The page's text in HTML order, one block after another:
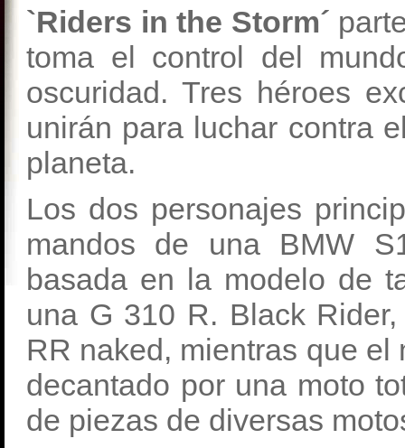
`Riders in the Storm´
toma el control del
oscuridad. Tres héroes
unirán para luchar contra
planeta.
Los dos personajes
mandos de una BMW
basada en la modelo de
una G 310 R. Black
RR naked, mientras que el
decantado por una moto
de piezas de diversas